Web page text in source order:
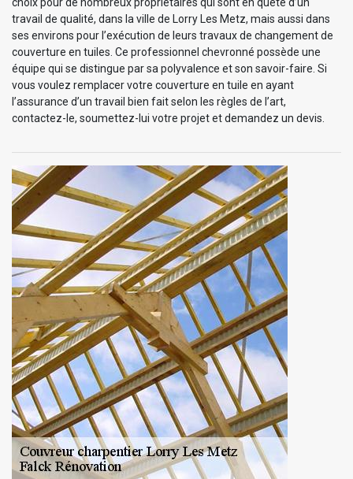
choix pour de nombreux propriétaires qui sont en quête d’un
travail de qualité, dans la ville de Lorry Les Metz, mais aussi dans
ses environs pour l’exécution de leurs travaux de changement de
couverture en tuiles. Ce professionnel chevronné possède une
équipe qui se distingue par sa polyvalence et son savoir-faire. Si
vous voulez remplacer votre couverture en tuile en ayant
l’assurance d’un travail bien fait selon les règles de l’art,
contactez-le, soumettez-lui votre projet et demandez un devis.